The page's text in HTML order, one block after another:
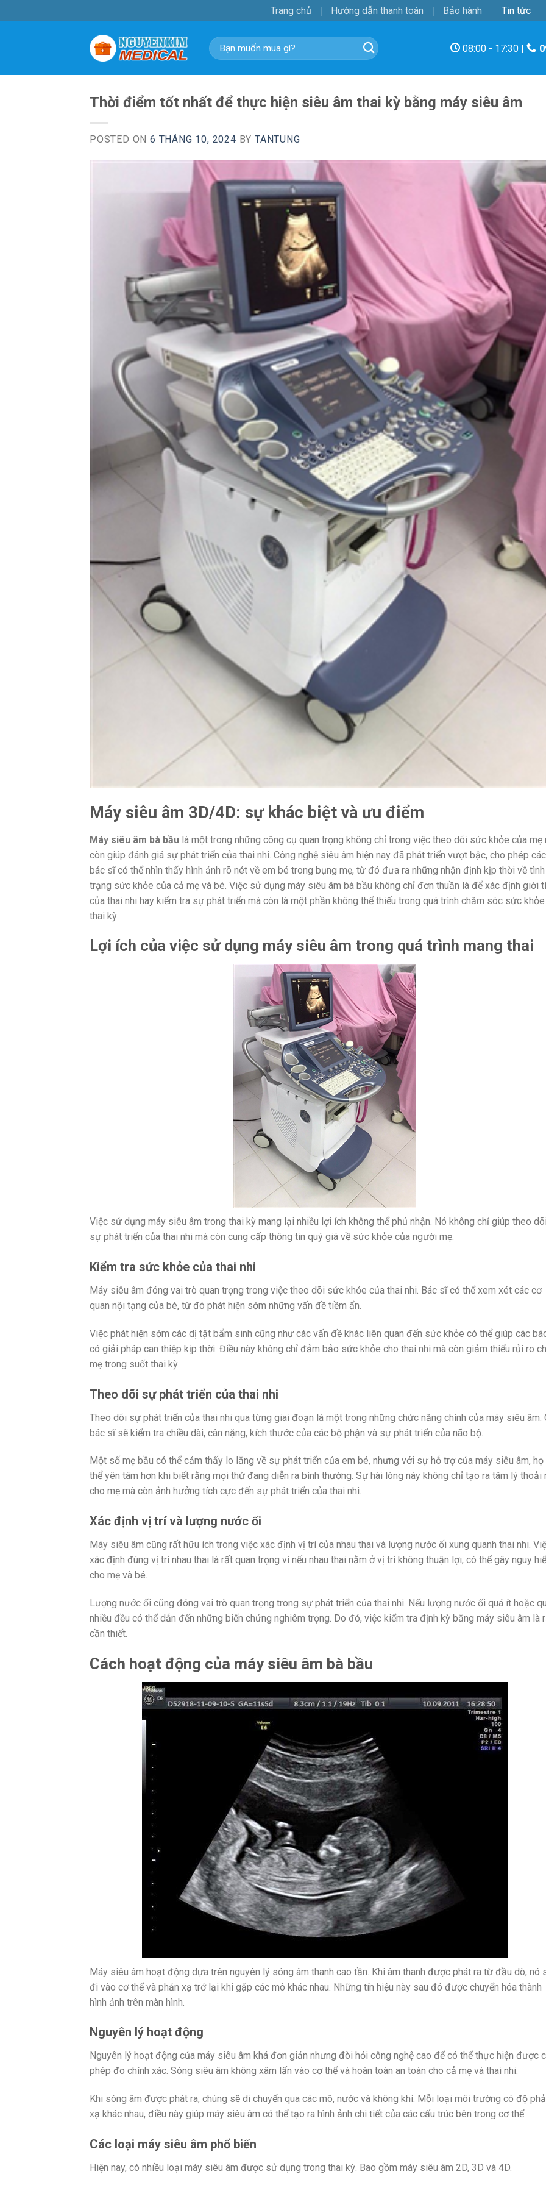
to
Trang chủ Hướng dẫn thanh toán Bảo hành Tin tức
Tìm
kiếm:
08:00 - 17:30 |
Thời điểm tốt nhất để thực hiện siêu âm thai kỳ bằng máy siêu âm
POSTED ON6 THÁNG 10, 2024 BYTANTUNG
Máy siêu âm 3D/4D: sự khác biệt và ưu điểm
Máy siêu âm bà bầu là một trong những công cụ quan trọng không chỉ trong việc theo dõi sức khỏe của mẹ
còn giúp đánh giá sự phát triển của thai nhi. Công nghệ siêu âm hiện nay đã phát triển vượt bậc, cho phép các
bác sĩ có thể nhìn thấy hình ảnh rõ nét về em bé trong bụng mẹ, từ đó đưa ra những nhận định kịp thời về tình
trạng sức khỏe của cả mẹ và bé. Việc sử dụng máy siêu âm bà bầu không chỉ đơn thuần là để xác định giới
của thai nhi hay kiểm tra sự phát triển mà còn là một phần không thể thiếu trong quá trình chăm sóc sức khỏe
thai kỳ.
Lợi ích của việc sử dụng máy siêu âm trong quá trình mang thai
Việc sử dụng máy siêu âm trong thai kỳ mang lại nhiều lợi ích không thể phủ nhận. Nó không chỉ giúp theo dõi
sự phát triển của thai nhi mà còn cung cấp thông tin quý giá về sức khỏe của người mẹ.
Kiểm tra sức khỏe của thai nhi
Máy siêu âm đóng vai trò quan trọng trong việc theo dõi sức khỏe của thai nhi. Bác sĩ có thể xem xét các cơ
quan nội tạng của bé, từ đó phát hiện sớm những vấn đề tiềm ẩn.
Việc phát hiện sớm các dị tật bẩm sinh cũng như các vấn đề khác liên quan đến sức khỏe có thể giúp các
có giải pháp can thiệp kịp thời. Điều này không chỉ đảm bảo sức khỏe cho thai nhi mà còn giảm thiểu rủi ro
mẹ trong suốt thai kỳ.
Theo dõi sự phát triển của thai nhi
Theo dõi sự phát triển của thai nhi qua từng giai đoạn là một trong những chức năng chính của máy siêu âm.
bác sĩ sẽ kiểm tra chiều dài, cân nặng, kích thước của các bộ phận và sự phát triển của não bộ.
Một số mẹ bầu có thể cảm thấy lo lắng về sự phát triển của em bé, nhưng với sự hỗ trợ của máy siêu âm, họ
thể yên tâm hơn khi biết rằng mọi thứ đang diễn ra bình thường. Sự hài lòng này không chỉ tạo ra tâm lý thoải
cho mẹ mà còn ảnh hưởng tích cực đến sự phát triển của thai nhi.
Xác định vị trí và lượng nước ối
Máy siêu âm cũng rất hữu ích trong việc xác định vị trí của nhau thai và lượng nước ối xung quanh thai nhi.
xác định đúng vị trí nhau thai là rất quan trọng vì nếu nhau thai nằm ở vị trí không thuận lợi, có thể gây nguy
cho mẹ và bé.
Lượng nước ối cũng đóng vai trò quan trọng trong sự phát triển của thai nhi. Nếu lượng nước ối quá ít hoặc
nhiều đều có thể dẫn đến những biến chứng nghiêm trọng. Do đó, việc kiểm tra định kỳ bằng máy siêu âm là
cần thiết.
Cách hoạt động của máy siêu âm bà bầu
Máy siêu âm hoạt động dựa trên nguyên lý sóng âm thanh cao tần. Khi âm thanh được phát ra từ đầu dò, nó
đi vào cơ thể và phản xạ trở lại khi gặp các mô khác nhau. Những tín hiệu này sau đó được chuyển hóa thành
hình ảnh trên màn hình.
Nguyên lý hoạt động
Nguyên lý hoạt động của máy siêu âm khá đơn giản nhưng đòi hỏi công nghệ cao để có thể thực hiện được
phép đo chính xác. Sóng siêu âm không xâm lấn vào cơ thể và hoàn toàn an toàn cho cả mẹ và thai nhi.
Khi sóng âm được phát ra, chúng sẽ di chuyển qua các mô, nước và không khí. Mỗi loại môi trường có độ
xạ khác nhau, điều này giúp máy siêu âm có thể tạo ra hình ảnh chi tiết của các cấu trúc bên trong cơ thể.
Các loại máy siêu âm phổ biến
Hiện nay, có nhiều loại máy siêu âm được sử dụng trong thai kỳ. Bao gồm máy siêu âm 2D, 3D và 4D.